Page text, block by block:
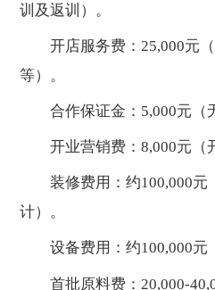
训及返训）。
开店服务费：25,000元（
等）。
合作保证金：5,000元（
开业营销费：8,000元（
装修费用：约100,000元
计）。
设备费用：约100,000元
首批原料费：20,000-